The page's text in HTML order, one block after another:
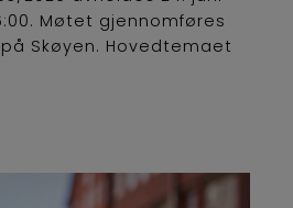
Møtet gjennomføres
Skøyen. Hovedtemaet